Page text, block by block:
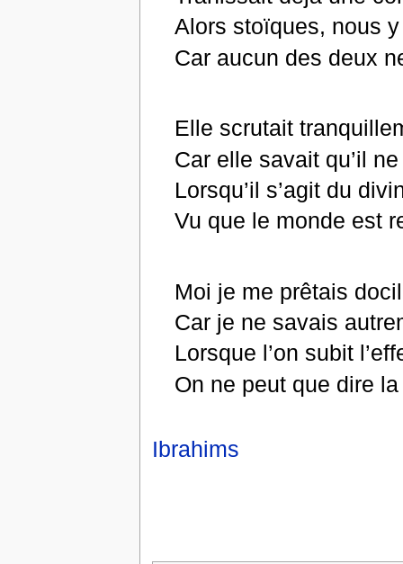
Alors stoïques, nous
Car aucun des deux
Elle scrutait
Car elle savait qu’il
Lorsqu’il s’agit du
Vu que le monde est
Moi je me prêtais
Car je ne savais
Lorsque l’on subit
On ne peut que dire
Ibrahims